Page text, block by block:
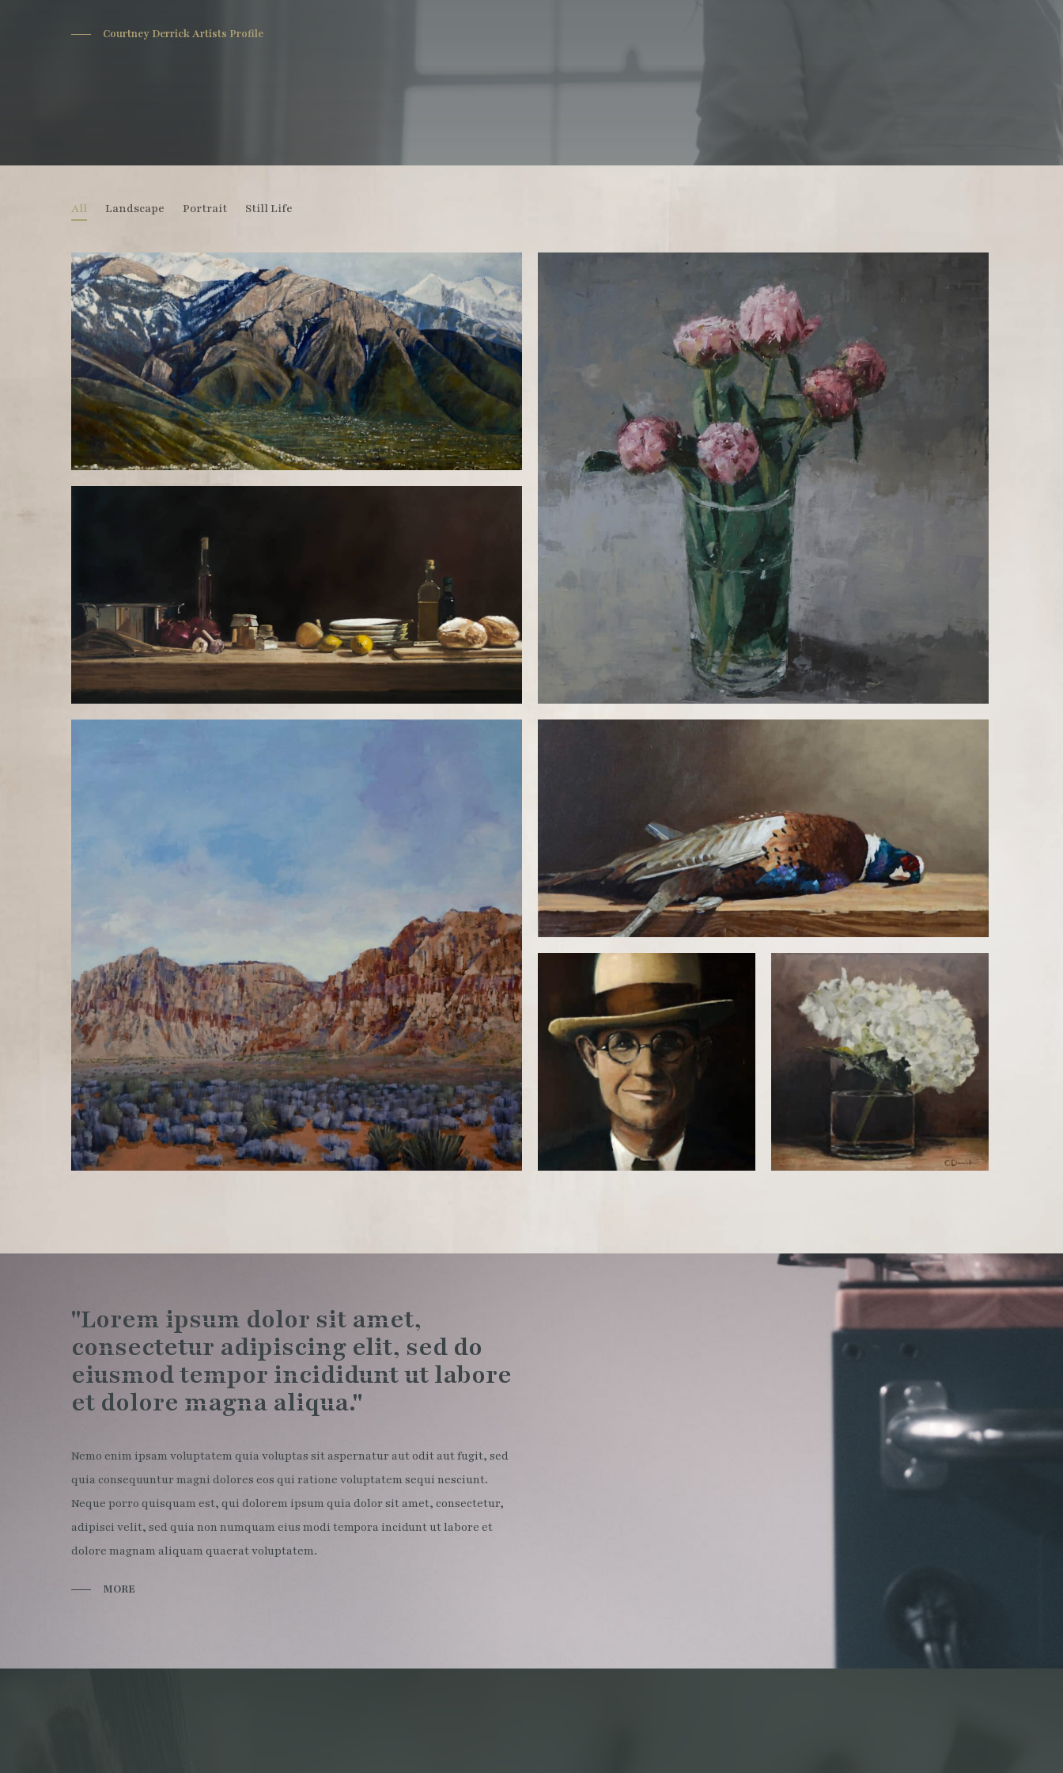
Courtney Derrick Artists Profile
All Landscape Portrait Still Life
"Lorem ipsum dolor sit amet,
consectetur adipiscing elit, sed do
eiusmod tempor incididunt ut labore
et dolore magna aliqua."
Nemo enim ipsam voluptatem quia voluptas sit aspernatur aut odit aut fugit, sed
quia consequuntur magni dolores eos qui ratione voluptatem sequi nesciunt.
Neque porro quisquam est, qui dolorem ipsum quia dolor sit amet, consectetur,
adipisci velit, sed quia non numquam eius modi tempora incidunt ut labore et
dolore magnam aliquam quaerat voluptatem.
MORE